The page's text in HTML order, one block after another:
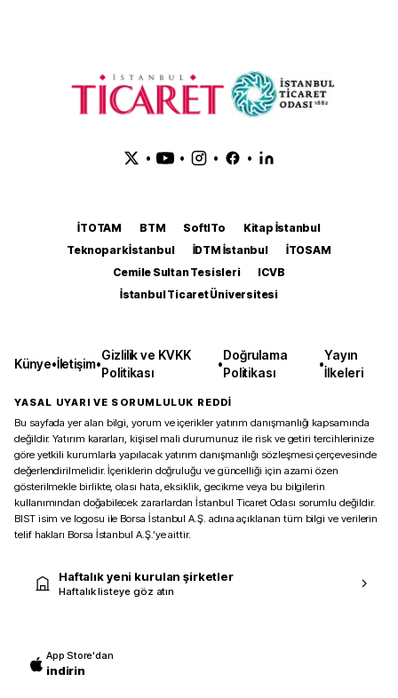
• • • •
İTOTAM BTM SoftITo
Kitap İstanbul
Teknopark İstanbul
İDTM İstanbul
İTOSAM
Cemile Sultan Tesisleri
ICVB
İstanbul Ticaret Üniversitesi
Künye•İletişim•
Gizlilik ve KVKK
Politikası
•
Doğrulama
Politikası
•
Yayın
İlkeleri
YASAL UYARI VE SORUMLULUK REDDİ
Bu sayfada yer alan bilgi, yorum ve içerikler yatırım danışmanlığı kapsamında
değildir. Yatırım kararları, kişisel mali durumunuz ile risk ve getiri tercihlerinize
göre yetkili kurumlarla yapılacak yatırım danışmanlığı sözleşmesi çerçevesinde
değerlendirilmelidir. İçeriklerin doğruluğu ve güncelliği için azami özen
gösterilmekle birlikte, olası hata, eksiklik, gecikme veya bu bilgilerin
kullanımından doğabilecek zararlardan İstanbul Ticaret Odası sorumlu değildir.
BIST isim ve logosu ile Borsa İstanbul A.Ş. adına açıklanan tüm bilgi ve verilerin
telif hakları Borsa İstanbul A.Ş.’ye aittir.
Haftalık yeni kurulan şirketler
Haftalık listeye göz atın
App Store'dan
indirin